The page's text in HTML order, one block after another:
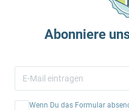
Abonniere
Wenn Du das Formular